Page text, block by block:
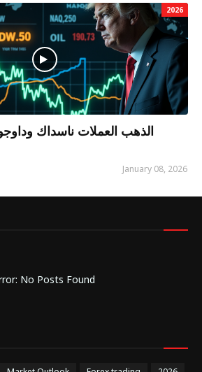
2026
الذهب العملات ناسداك
January 08, 2026
No Posts Found